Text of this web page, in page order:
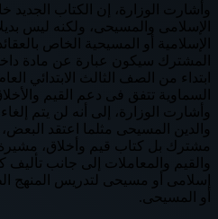
وأشارت الوزارة، إن الكتاب الجديد
الإسلامى والمسيحى، ولكنه ليس
الإسلامية أو المسيحية الخاص
المشترك سيكون عبارة عن مادة
ابتداء من الصف الثالث الابتدائي
السماوية تتفق فى دعم القيم
وأشارت الوزارة، إلى أنه لن يتم
والدين المسيحى مثلما اعتقد
مشترك بل كتاب قيم وأخلاق، مشيرة
والقيم والمعاملات إلى جانب
إسلامى أو مسيحى لتدريس المنهج
أو المسيحى.